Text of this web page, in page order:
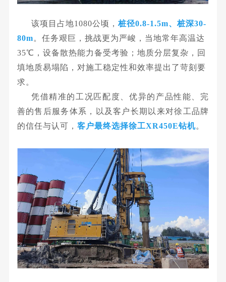
该项目占地1080公顷，桩径0.8-1.5m、桩深30-
80m。任务艰巨，挑战更为严峻，当地常年高温达
35℃，设备散热能力备受考验；地质分层复杂，回
填地质易塌陷，对施工稳定性和效率提出了苛刻要
求。
凭借精准的工况匹配度、优异的产品性能、完
善的售后服务体系，以及客户长期以来对徐工品牌
的信任与认可， 客户最终选择徐工XR450E钻机。